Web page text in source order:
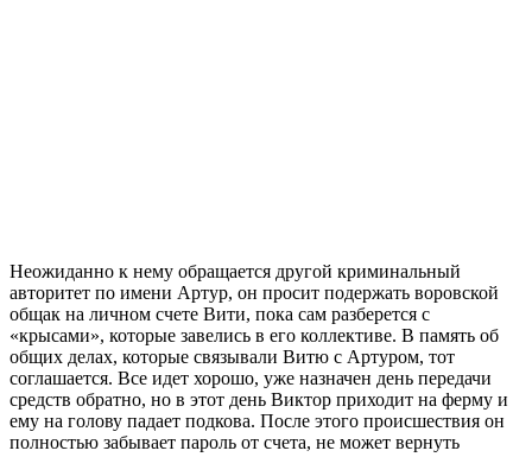
Неожиданно к нему обращается другой криминальный
авторитет по имени Артур, он просит подержать воровской
общак на личном счете Вити, пока сам разберется с
«крысами», которые завелись в его коллективе. В память об
общих делах, которые связывали Витю с Артуром, тот
соглашается. Все идет хорошо, уже назначен день передачи
средств обратно, но в этот день Виктор приходит на ферму и
ему на голову падает подкова. После этого происшествия он
полностью забывает пароль от счета, не может вернуть